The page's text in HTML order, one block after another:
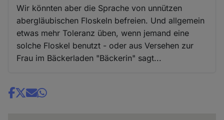
Wir könnten aber die Sprache von unnützen
abergläubischen Floskeln befreien. Und allgemein
etwas mehr Toleranz üben, wenn jemand eine
solche Floskel benutzt - oder aus Versehen zur
Frau im Bäckerladen "Bäckerin" sagt...
Share